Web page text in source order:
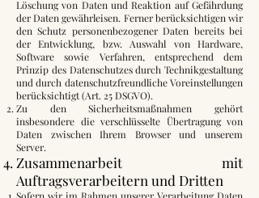
Löschung von Daten und Reaktion auf Gefährdung
der Daten gewährleisen. Ferner berücksichtigen wir
den Schutz personenbezogener Daten bereits bei
der Entwicklung, bzw. Auswahl von Hardware,
Software sowie Verfahren, entsprechend dem
Prinzip des Datenschutzes durch Technikgestaltung
und durch datenschutzfreundliche Voreinstellungen
berücksichtigt (Art. 25 DSGVO).
Zu den Sicherheitsmaßnahmen gehört
insbesondere die verschlüsselte Übertragung von
Daten zwischen Ihrem Browser und unserem
Server.
Zusammenarbeit mit
Auftragsverarbeitern und Dritten
Sofern wir im Rahmen unserer Verarbeitung Daten